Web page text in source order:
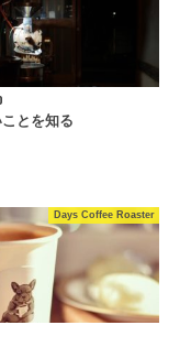
とを知る
Days Coffee Roaster